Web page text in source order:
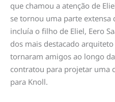
que chamou a atenção de
se tornou uma parte extensa
incluía o filho de Eliel, Eero
dos mais destacado arquiteto
tornaram amigos ao longo
contratou para projetar uma
para Knoll.